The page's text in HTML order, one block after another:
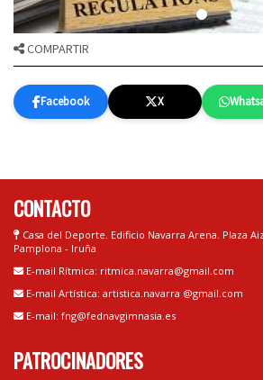
COMPARTIR
Facebook X
CONTACTO
Casa del Deporte. Edificio Navarra Arena. Plaza
Pamplona - Iruña
E-mail Rítmica: ritmica.navarra@gmail.com
E-mail Artística: artistica.navarra @gmail.com
E-mail: fng@fednavgimnasia.es
PATROCINADORES